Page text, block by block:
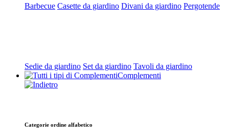
Barbecue Casette da giardino Divani da giardino Pergotende
Sedie da giardino Set da giardino Tavoli da giardino
Complementi
Categorie ordine alfabetico